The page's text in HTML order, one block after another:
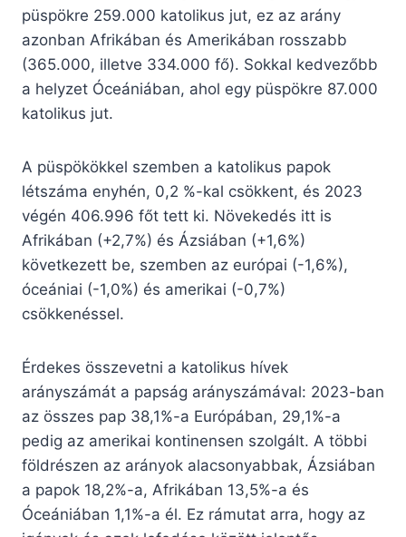
püspökre 259.000 katolikus jut, ez az arány
azonban Afrikában és Amerikában rosszabb
(365.000, illetve 334.000 fő). Sokkal kedvezőbb
a helyzet Óceániában, ahol egy püspökre 87.000
katolikus jut.
A püspökökkel szemben a katolikus papok
létszáma enyhén, 0,2 %-kal csökkent, és 2023
végén 406.996 főt tett ki. Növekedés itt is
Afrikában (+2,7%) és Ázsiában (+1,6%)
következett be, szemben az európai (-1,6%),
óceániai (-1,0%) és amerikai (-0,7%)
csökkenéssel.
Érdekes összevetni a katolikus hívek
arányszámát a papság arányszámával: 2023-ban
az összes pap 38,1%-a Európában, 29,1%-a
pedig az amerikai kontinensen szolgált. A többi
földrészen az arányok alacsonyabbak, Ázsiában
a papok 18,2%-a, Afrikában 13,5%-a és
Óceániában 1,1%-a él. Ez rámutat arra, hogy az